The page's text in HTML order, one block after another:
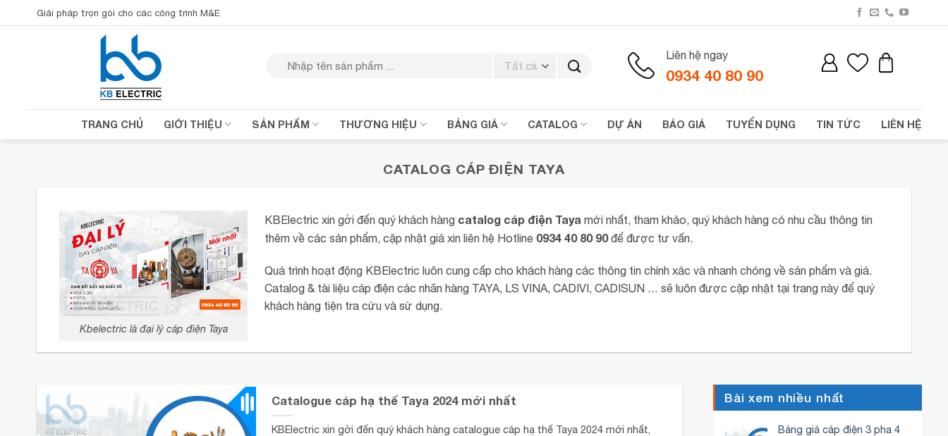
qua
Giải pháp trọn gói cho các công trình M&E
Liên hệ ngay
0934 40 80 90
TRANG CHỦ GIỚI THIỆU SẢN PHẨM THƯƠNG HIỆU BẢNG GIÁ CATALOG DỰ ÁN BÁO GIÁ TUYỂN DỤNG TIN TỨC LIÊN HỆ
CATALOG CÁP ĐIỆN TAYA
Kbelectric là đại lý cáp điện Taya
KBElectric xin gởi đến quý khách hàng catalog cáp điện Taya mới nhất, tham khảo, quý khách hàng có nhu cầu thông tin
thêm về các sản phẩm, cập nhật giá xin liên hệ Hotline 0934 40 80 90để được tư vấn.
Quá trình hoạt động KBElectric luôn cung cấp cho khách hàng các thông tin chính xác và nhanh chóng về sản phẩm và giá.
Catalog & tài liệu cáp điện các nhãn hàng TAYA, LS VINA, CADIVI, CADISUN … sẽ luôn được cập nhật tại trang này để quý
khách hàng tiện tra cứu và sử dụng.
Catalogue cáp hạ thế Taya 2024 mới nhất
KBElectric xin gởi đến quý khách hàng catalogue cáp hạ thế Taya 2024 mới nhất,
Bài xem nhiều nhất
Bảng giá cáp điện 3 pha 4